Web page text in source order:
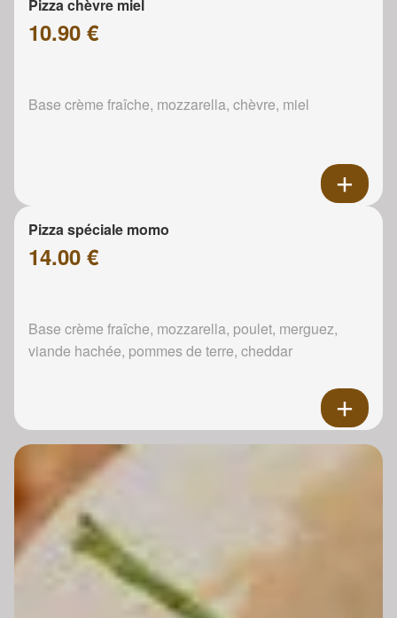
Pizza chèvre miel
10.90 €
Base crème fraîche, mozzarella, chèvre, miel
Pizza spéciale momo
14.00 €
Base crème fraîche, mozzarella, poulet, merguez,
viande hachée, pommes de terre, cheddar